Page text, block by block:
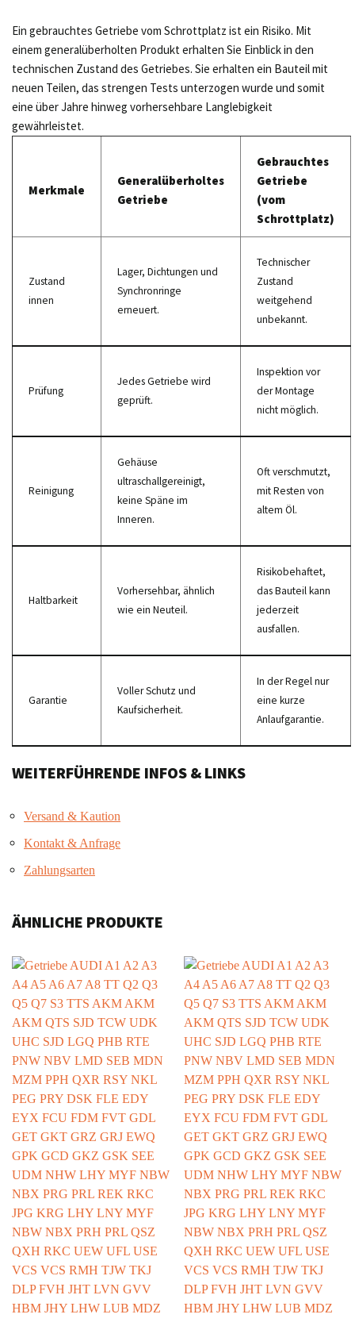
Ein gebrauchtes Getriebe vom Schrottplatz ist ein Risiko. Mit
einem generalüberholten Produkt erhalten Sie Einblick in den
technischen Zustand des Getriebes. Sie erhalten ein Bauteil mit
neuen Teilen, das strengen Tests unterzogen wurde und somit
eine über Jahre hinweg vorhersehbare Langlebigkeit
gewährleistet.
Merkmale
Generalüberholtes
Getriebe
Gebrauchtes
Getriebe
(vom
Schrottplatz)
Zustand
innen
Lager, Dichtungen und
Synchronringe
erneuert.
Technischer
Zustand
weitgehend
unbekannt.
Prüfung
Jedes Getriebe wird
geprüft.
Inspektion vor
der Montage
nicht möglich.
Reinigung
Gehäuse
ultraschallgereinigt,
keine Späne im
Inneren.
Oft verschmutzt,
mit Resten von
altem Öl.
Haltbarkeit
Vorhersehbar, ähnlich
wie ein Neuteil.
Risikobehaftet,
das Bauteil kann
jederzeit
ausfallen.
Garantie
Voller Schutz und
Kaufsicherheit.
In der Regel nur
eine kurze
Anlaufgarantie.
WEITERFÜHRENDE INFOS & LINKS
Versand & Kaution
Kontakt & Anfrage
Zahlungsarten
ÄHNLICHE PRODUKTE